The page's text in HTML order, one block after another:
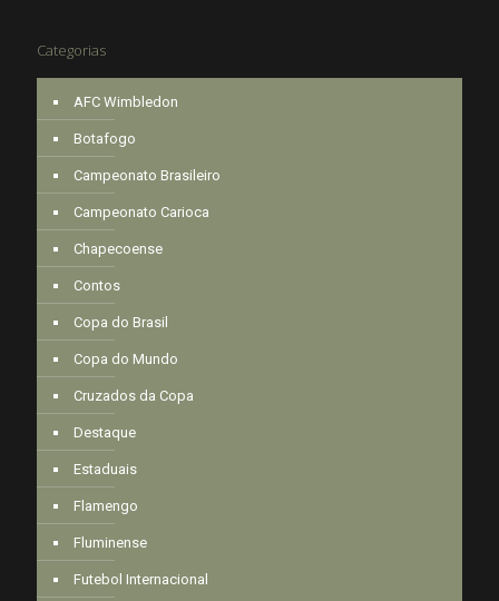
Categorias
AFC Wimbledon
Botafogo
Campeonato Brasileiro
Campeonato Carioca
Chapecoense
Contos
Copa do Brasil
Copa do Mundo
Cruzados da Copa
Destaque
Estaduais
Flamengo
Fluminense
Futebol Internacional